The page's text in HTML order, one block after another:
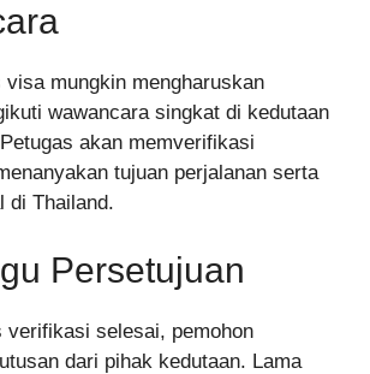
visa mungkin mengharuskan
wawancara singkat di kedutaan
akan memverifikasi
tujuan perjalanan serta
di Thailand.
Persetujuan
verifikasi selesai, pemohon
dari pihak kedutaan. Lama